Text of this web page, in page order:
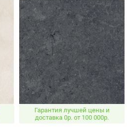
Гарантия лучшей цены и
доставка 0р. от 100 000р.